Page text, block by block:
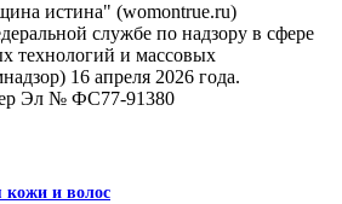
истина" (womontrue.ru)
службе по надзору в сфере
технологий и массовых
16 апреля 2026 года.
Эл № ФС77-91380
кожи и волос